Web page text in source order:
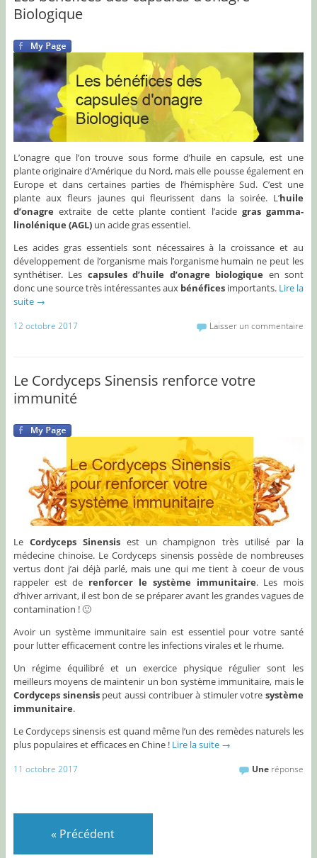
Biologique
L’onagre que l’on trouve sous forme d’huile en capsule, est une
plante originaire d’Amérique du Nord, mais elle pousse également en
Europe et dans certaines parties de l’hémisphère Sud. C’est une
plante aux fleurs jaunes qui fleurissent dans la soirée. L’huile
d’onagreextraite de cette plante contient l’acide gras gamma-
linolénique (AGL)un acide gras essentiel.
Les acides gras essentiels sont nécessaires à la croissance et au
développement de l’organisme mais l’organisme humain ne peut les
synthétiser. Les capsules d’huile d’onagre biologique en sont
donc une source très intéressantes aux bénéfices importants. Lire la
suite →
12 octobre 2017 Laisser un commentaire
Le Cordyceps Sinensis renforce votre
immunité
Le Cordyceps Sinensisest un champignon très utilisé par la
médecine chinoise. Le Cordyceps sinensis possède de nombreuses
vertus dont j’ai déjà parlé, mais une qui me tient à coeur de vous
rappeler est de renforcer le système immunitaire. Les mois
d’hiver arrivant, il est bon de se préparer avant les grandes vagues de
contamination ! 🙂
Avoir un système immunitaire sain est essentiel pour votre santé
pour lutter efficacement contre les infections virales et le rhume.
Un régime équilibré et un exercice physique régulier sont les
meilleurs moyens de maintenir un bon système immunitaire, mais le
Cordyceps sinensispeut aussi contribuer à stimuler votresystème
immunitaire.
Le Cordyceps sinensis est quand même l’un des remèdes naturels les
plus populaires et efficaces en Chine ! Lire la suite →
11 octobre 2017 Une réponse
« Précédent